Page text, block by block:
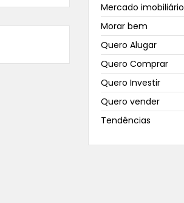
Mercado imobiliário
Morar bem
Quero Alugar
Quero Comprar
Quero Investir
Quero vender
Tendências